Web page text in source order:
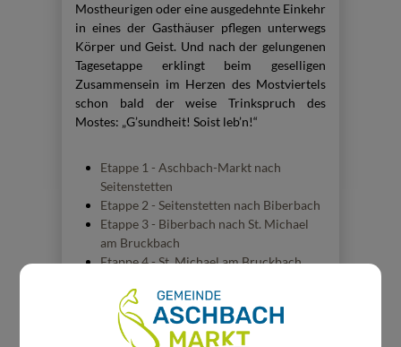
Mostheurigen oder eine ausgedehnte Einkehr
in eines der Gasthäuser pflegen unterwegs
Körper und Geist. Und nach der gelungenen
Tagesetappe erklingt beim geselligen
Zusammensein im Herzen des Mostviertels
schon bald der weise Trinkspruch des
Mostes: „G’sundheit! Soist leb’n!“
Etappe 1 - Aschbach-Markt nach
Seitenstetten
Etappe 2 - Seitenstetten nach Biberbach
Etappe 3 - Biberbach nach St. Michael
am Bruckbach
Etappe 4 - St. Michael am Bruckbach
Etappe 5 - Ertl nach Kürnberg
Etappe 6 - Kürnberg nach St. Peter in der